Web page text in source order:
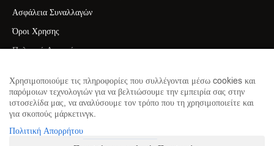
Ασφάλεια Συναλλαγών
Όροι Χρησης
Πολιτική Απορρήτου
2130411750
info@theproteinhouse.gr
ΕΓΓΡΑΦΕΙΤΕ ΣΤΟ NEWSLETTER
Χρησιμοποιούμε τις πληροφορίες που συλλέγονται μέσω cookies και
παρόμοιων τεχνολογιών για να βελτιώσουμε την εμπειρία σας στην
ιστοσελίδα μας, να αναλύσουμε τον τρόπο που τη χρησιμοποιείτε και
για σκοπούς μάρκετινγκ.
Πολιτική Απορρήτου